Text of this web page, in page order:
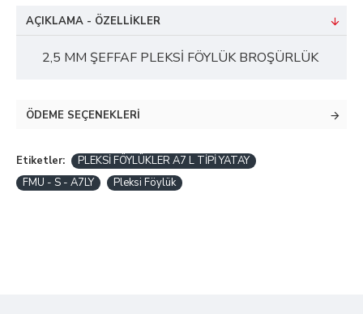
AÇIKLAMA - ÖZELLIKLER
2,5 MM ŞEFFAF PLEKSİ FÖYLÜK BROŞÜRLÜK
ÖDEME SEÇENEKLERI
Etiketler:
PLEKSİ FÖYLÜKLER A7 L TİPİ YATAY
FMU - S - A7LY
Pleksi Föylük